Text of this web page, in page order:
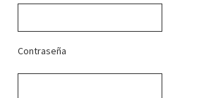
Contraseña